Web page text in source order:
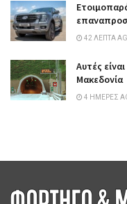
42 ΛΕΠΤΆ
Αυτές
Μακεδονία
4 ΗΜΈΡΕΣ